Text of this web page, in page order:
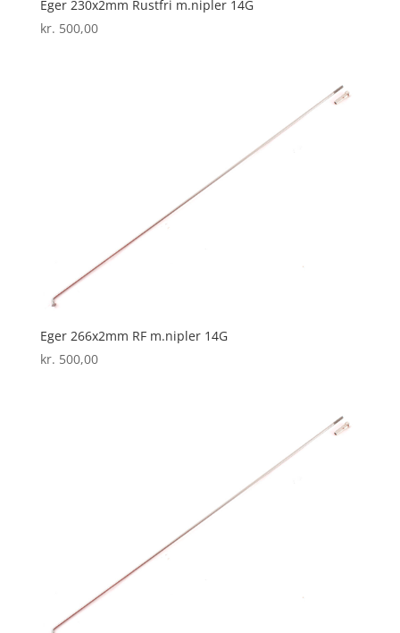
Eger 230x2mm Rustfri m.nipler 14G
kr. 500,00
Eger 266x2mm RF m.nipler 14G
kr. 500,00